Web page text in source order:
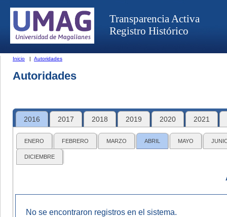
Transparencia Activa
Registro Histórico
Inicio | Autoridades
Autoridades
2016 2017 2018 2019 2020 2021
ENERO FEBRERO MARZO ABRIL MAYO
DICIEMBRE
No se encontraron registros en el sistema.